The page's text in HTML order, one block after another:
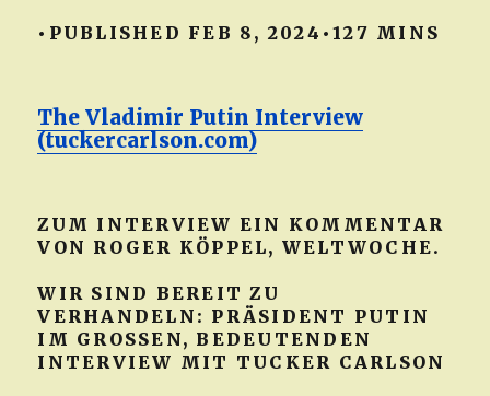
•PUBLISHED FEB 8, 2024•127 MINS
The Vladimir Putin Interview
(tuckercarlson.com)
ZUM INTERVIEW EIN KOMMENTAR
VON ROGER KÖPPEL, WELTWOCHE.
WIR SIND BEREIT ZU
VERHANDELN: PRÄSIDENT PUTIN
IM GROSSEN, BEDEUTENDEN
INTERVIEW MIT TUCKER CARLSON